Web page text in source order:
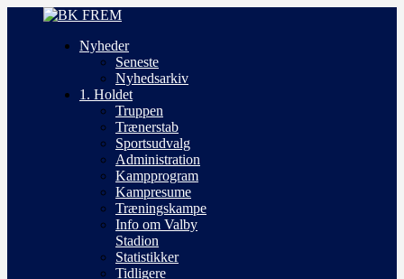
Nyheder
Seneste
Nyhedsarkiv
1. Holdet
Truppen
Trænerstab
Sportsudvalg
Administration
Kampprogram
Kampresume
Træningskampe
Info om Valby
Stadion
Statistikker
Tidligere